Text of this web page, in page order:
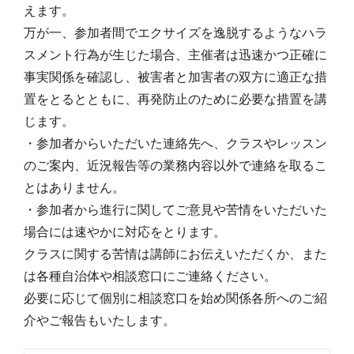
えます。
万が一、参加者間でエクサイズを逸脱するようなハラ
スメント行為が生じた場合、主催者は迅速かつ正確に
事実関係を確認し、被害者と加害者の双方に適正な措
置をとるとともに、再発防止のために必要な措置を講
じます。
・参加者からいただいた連絡先へ、クラスやレッスン
のご案内、近況報告等の業務内容以外で連絡を取るこ
とはありません。
・参加者から進行に関してご意見や苦情をいただいた
場合には速やかに対応をとります。
クラスに関する苦情は講師にお伝えいただくか、また
は各種自治体や相談窓口にご連絡ください。
必要に応じて個別に相談窓口を始め関係各所へのご紹
介やご報告もいたします。